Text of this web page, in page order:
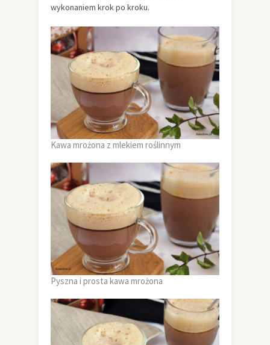
wykonaniem krok po kroku.
Kawa mrożona z mlekiem roślinnym
Pyszna i prosta kawa mrożona